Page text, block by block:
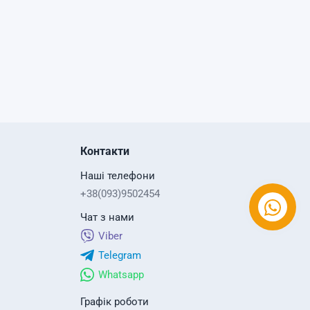
Контакти
Наші телефони
+38(093)9502454
Чат з нами
Viber
Telegram
Whatsapp
Графік роботи